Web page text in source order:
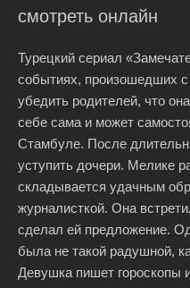
смотреть онлайн
Турецкий сериал
событиях, произошедших
убедить родителей, что
себе сама и может
Стамбуле. После
уступить дочери. Мелике
складывается удачным
журналисткой. Она
сделал ей предложение.
была не такой радушной,
Девушка пишет гороскопы